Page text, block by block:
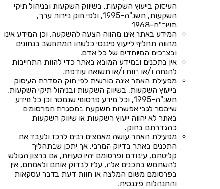
העיסוק בייעוץ השקעות, בשיווק השקעות ובניהול תיקי
השקעות, תשנ"ה-1995, ולפי חוק ניירות ערך,
תשכ"ח-1968.
המידע באתר אינו מהווה הצעה להשקעה, וכן המידע אינו
מהווה תחליף לייעוץ פיננסי כלשהו המתחשב בנתונים
ובצרכים המיוחדים של כל אדם.
אין בתכנים ובמידע המובא באתר כדי להוות התחייבות
להנחה ו/או רווח ו/או תשואה עודפת.
מפעילת האתר אינה מורשית לפי חוק הסדרת העיסוק
בייעוץ השקעות, בשיווק השקעות ובניהול תיקי השקעות,
תשנ"ה-1995, וכל מידע פרסומי שנמסר וכן כל מידע
שיימסר לגבי אפשרות השקעה במסגרת הפרסומים
באתר לא יהווה ייעוץ השקעות או שיווק השקעות
כהגדרתם בחוק.
מפעילת האתר עושה מאמצים רבים לרכז ולעבד את
התכנים באתר בדיוק המרבי, אך יתכן שבתהליך
קליטתם, עיבודם ופרסומם יהיו טעויות, אם ברצון הגולש
להשתמש בתכנים אלה, עליו לבדוק אותם ולאמתם, אין
בפרסומם משום המלצה או חוות דעת בדבר עסקאות
והתנהלות פיננסית.